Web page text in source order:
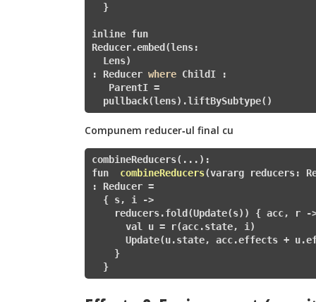
  }
inline fun
Reducer.embed(lens:
  Lens
)
: Reducer where ChildI :
   ParentI =
  pullback(lens).liftBySubtype()
Compunem reducer‑ul final cu
fun
combineReducers(vararg reducers:
: Reducer =
  { s, i ->
reducers.fold(Update(s)) { acc, r -
      val u = r(acc.state, i)
Update(u.state, acc.effects +
    }
  }